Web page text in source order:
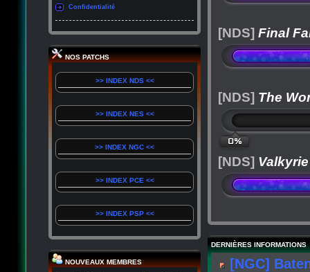
Confidentialité
NOS PATCHS
>> INDEX NDS <<
>> INDEX NES <<
>> INDEX NGC <<
>> INDEX PCE <<
>> INDEX PSP <<
NOUVEAUX MEMBRES
[NDS] Final
[NDS] The
0%
[NDS]
DERNIÈRES INFORMATIONS
[NGC]